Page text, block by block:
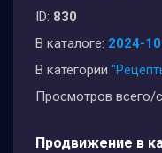
ID: 830
В каталоге: 2024-
В категории
Просмотров всего/
Продвижение в